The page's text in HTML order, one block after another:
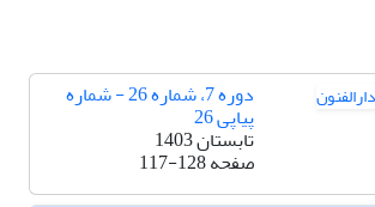
دوره 7، شماره 26 - شماره
پیاپی 26
تابستان 1403
صفحه117-128